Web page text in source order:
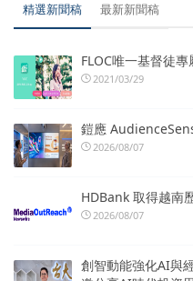
精選新聞稿 最新新聞稿
FLOC唯一基督徒
2021/03/29
鎧應
2026/08/07
HDBank 取得越南
2026/08/07
創智動能強化AI與